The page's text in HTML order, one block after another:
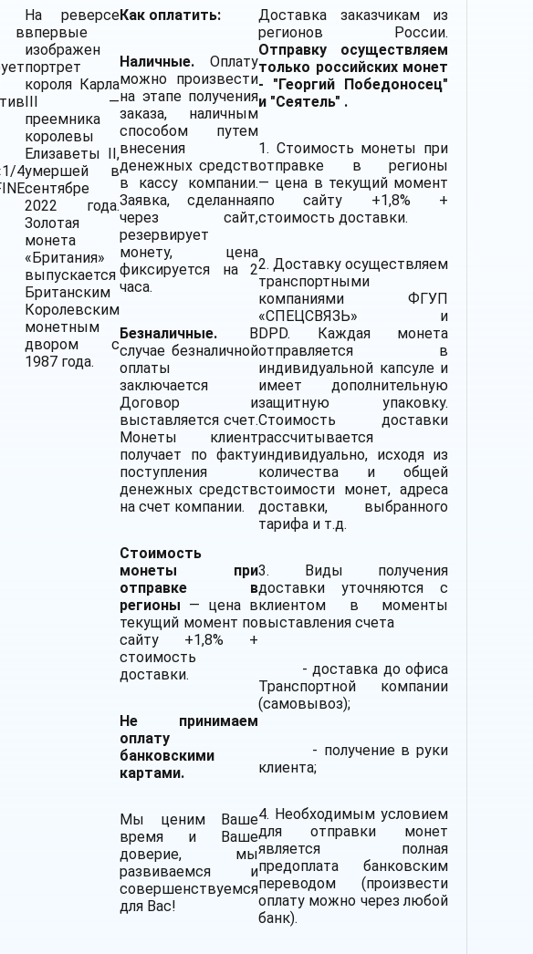
в
4
На реверсе
впервые
изображен
портрет
короля Карла
III —
преемника
королевы
Елизаветы II,
умершей в
сентябре
2022 года.
Золотая
монета
«Британия»
выпускается
Британским
Королевским
монетным
двором с
1987 года.
Как оплатить:
Наличные. Оплату
можно произвести
на этапе получения
заказа, наличным
способом путем
внесения
денежных средств
в кассу компании.
Заявка, сделанная
через сайт,
резервирует
монету, цена
фиксируется на 2
часа.
Безналичные.
В
случае безналичной
оплаты
заключается
Договор и
выставляется счет.
Монеты клиент
получает по факту
поступления
денежных средств
на счет компании.
Стоимость
монеты при
отправке в
регионы — цена в
текущий момент по
сайту +1,8% +
стоимость
доставки.
Не принимаем
оплату
банковскими
картами.
Мы ценим Ваше
время и Ваше
доверие, мы
развиваемся и
совершенствуемся
для Вас!
Доставка заказчикам из
регионов России.
Отправку осуществляем
только российских монет
- "Георгий Победоносец"
и "Сеятель" .
1. Стоимость монеты при
отправке в регионы
— цена в текущий момент
по сайту +1,8% +
стоимость доставки.
2. Доставку осуществляем
транспортными
компаниями
ФГУП
«СПЕЦСВЯЗЬ» и
DPD. Каждая монета
отправляется в
индивидуальной капсуле и
имеет дополнительную
защитную упаковку.
Стоимость доставки
рассчитывается
индивидуально, исходя из
количества и общей
стоимости монет, адреса
доставки, выбранного
тарифа и т.д.
3. Виды получения
доставки уточняются с
клиентом в моменты
выставления счета
- доставка до офиса
Транспортной компании
(самовывоз);
- получение в руки
клиента;
4. Необходимым условием
для отправки монет
является полная
предоплата банковским
переводом (произвести
оплату можно через любой
банк).